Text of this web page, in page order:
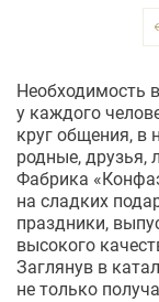
Необходимость
у каждого
круг общения, в
родные,
Фабрика
на сладких
праздники,
высокого
Заглянув в
не только